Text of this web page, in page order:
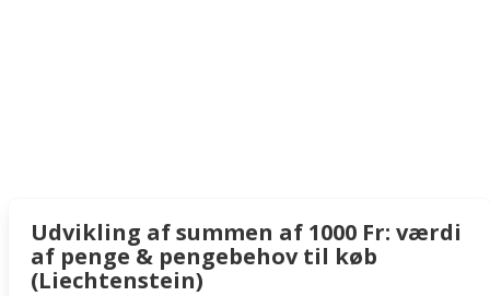
Udvikling af summen af 1000 Fr: værdi
af penge & pengebehov til køb
(Liechtenstein)